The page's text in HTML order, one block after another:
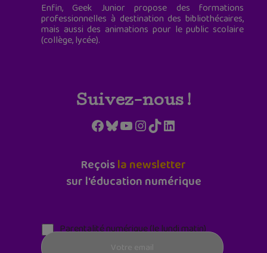
Enfin, Geek Junior propose des formations
professionnelles à destination des bibliothécaires,
mais aussi des animations pour le public scolaire
(collège, lycée).
Suivez-nous !
Facebook
Bluesky
YouTube
Instagram
TikTokLinkedIn
Reçoisla newsletter
sur l'éducation numérique
Parentalité numérique (le lundi matin)